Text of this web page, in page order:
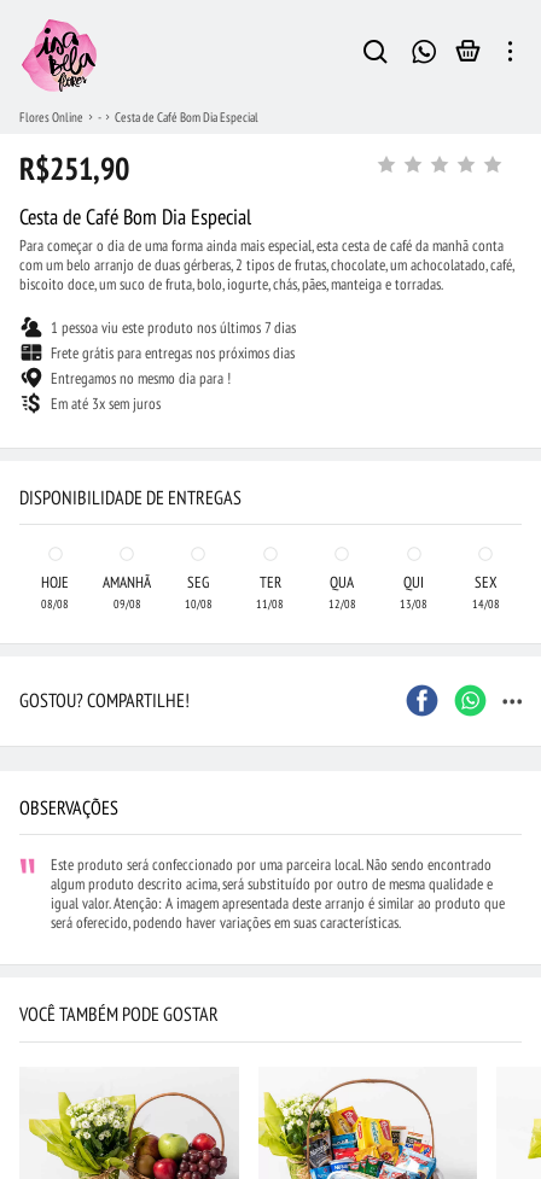
Flores Online - Cesta de Café Bom Dia Especial
R$251,90
Cesta de Café Bom Dia Especial
Para começar o dia de uma forma ainda mais especial, esta cesta de café da manhã conta
com um belo arranjo de duas gérberas, 2 tipos de frutas, chocolate, um achocolatado, café,
biscoito doce, um suco de fruta, bolo, iogurte, chás, pães, manteiga e torradas.
1 pessoa viu este produto nos últimos 7 dias
Frete grátis para entregas nos próximos dias
Entregamos no mesmo dia para !
Em até 3x sem juros
DISPONIBILIDADE DE ENTREGAS
HOJE
08/08
AMANHÃ
09/08
SEG
10/08
TER
11/08
QUA
12/08
QUI
13/08
SEX
14/08
GOSTOU? COMPARTILHE! ...
OBSERVAÇÕES
Este produto será confeccionado por uma parceira local. Não sendo encontrado
algum produto descrito acima, será substituído por outro de mesma qualidade e
igual valor. Atenção: A imagem apresentada deste arranjo é similar ao produto que
será oferecido, podendo haver variações em suas características.
VOCÊ TAMBÉM PODE GOSTAR